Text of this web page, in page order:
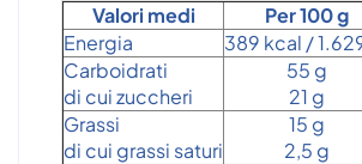
Valori medi
Per 100 g
Energia
389 kcal /
Carboidrati
di cui zuccheri
55 g
21 g
Grassi
di cui grassi saturi
15 g
2,5 g